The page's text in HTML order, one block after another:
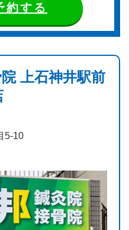
約する
上石神井駅前
5-10